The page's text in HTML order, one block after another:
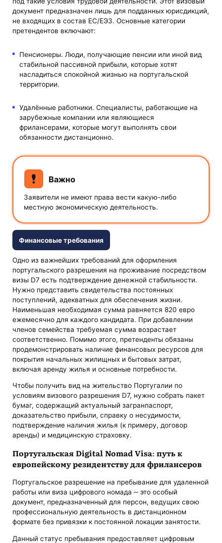
документ предназначен лишь для подданных юрисдикций,
не входящих в состав ЕС/ЕЭЗ. Основные категории
претендентов включают:
Пенсионеры. Люди, получающие пенсии или иной вид
стабильной пассивной прибыли, которые хотят
насладиться спокойной жизнью на португальской
территории.
Удалённые работники. Специалисты, работающие на
зарубежные компании или являющиеся
фрилансерами, которые могут выполнять свои
обязанности дистанционно.
Важно
Заявители не имеют права вести какую-либо
местную экономическую деятельность.
Финансовые требования
Одно из важнейших требований для оформления
португальского разрешения на проживание посредством
визы D7 есть подтверждение денежной стабильности.
Нужно представить свидетельства постоянных
поступлений, адекватных для обеспечения жизни.
Наименьшая необходимая сумма равняется 820 евро
ежемесячно для каждого кандидата. При добавлении
членов семейства требуемая сумма возрастает
соответственно. Помимо этого, претенденты обязаны
продемонстрировать наличие финансовых ресурсов для
покрытия начальных жилищных и бытовых затрат,
включая аренду жилья и основные потребности.
Чтобы получить вид на жительство Португалии по
условиям визового разрешения D7, нужно собрать пакет
бумаг, содержащий актуальный загранпаспорт,
доказательство прибыли, справку о несудимости,
подтверждение наличия жилья (к примеру, договор
аренды) и медицинскую страховку.
Португальская Digital Nomad Visa: путь к
европейскому резидентству для фрилансеров
Португальское разрешение на пребывание для удаленной
работы или виза цифрового номада ‒ это особый
документ, предназначенный для персон, ведущих свою
профессиональную деятельность в дистанционном
формате без привязки к постоянной локации занятости.
Данный статус пребывания предоставляет цифровым